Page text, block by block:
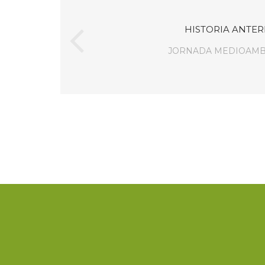
HISTORIA
JORNADA